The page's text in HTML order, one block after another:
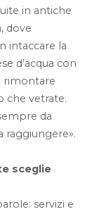
in antiche
dove
intaccare la
d’acqua con
rimontare
che vetrate.
da
raggiungere».
sceglie
servizi e